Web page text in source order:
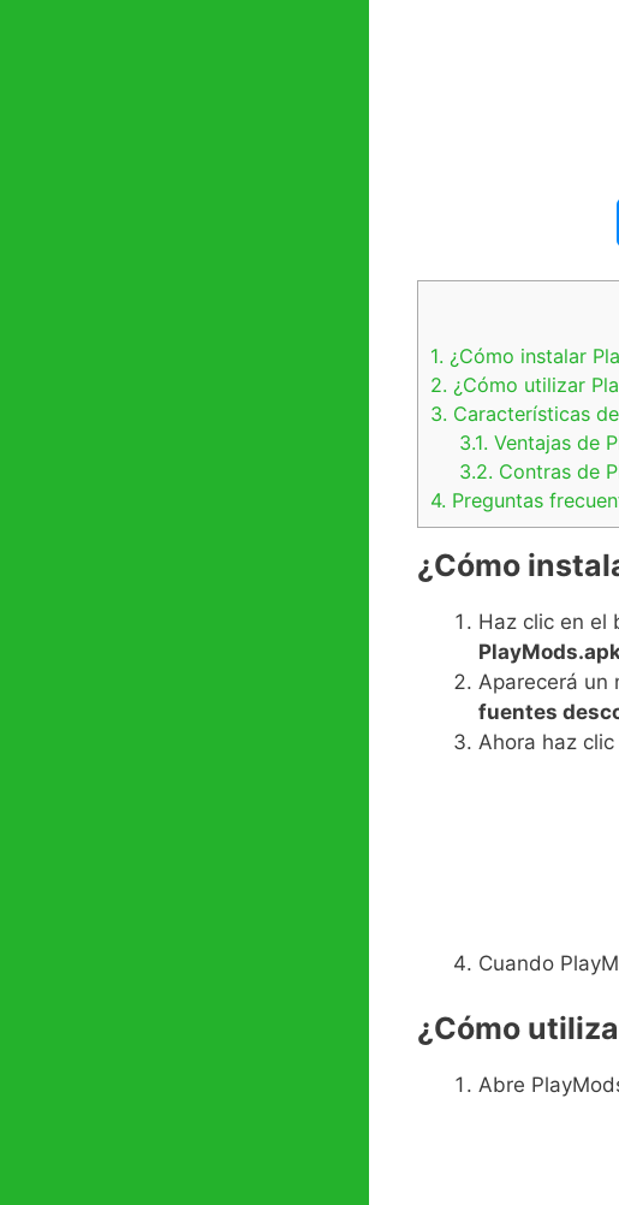
1. ¿Cómo instalar
2. ¿Cómo utilizar
3. Características
3.1. Ventajas de
3.2. Contras de
4. Preguntas
¿Cómo
Haz clic en el
Aparecerá un
fuentes
Ahora haz
Cuando
¿Cómo
Abre